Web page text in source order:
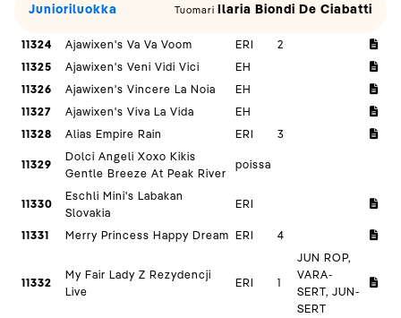
Junioriluokka Tuomari Ilaria Biondi De Ciabatti
11324 Ajawixen's Va Va Voom ERI
2
11325
Ajawixen's Veni Vidi Vici
EH
11326
Ajawixen's Vincere La Noia
EH
11327
Ajawixen's Viva La Vida
EH
11328
Alias Empire Rain ERI 3
11329
Dolci Angeli Xoxo Kikis
Gentle Breeze At Peak River
poissa
11330
Eschli Mini's Labakan
Slovakia
ERI
11331 Merry Princess Happy Dream ERI 4
11332
My Fair Lady Z Rezydencji
Live
ERI 1
JUN ROP,
VARA-
SERT, JUN-
SERT